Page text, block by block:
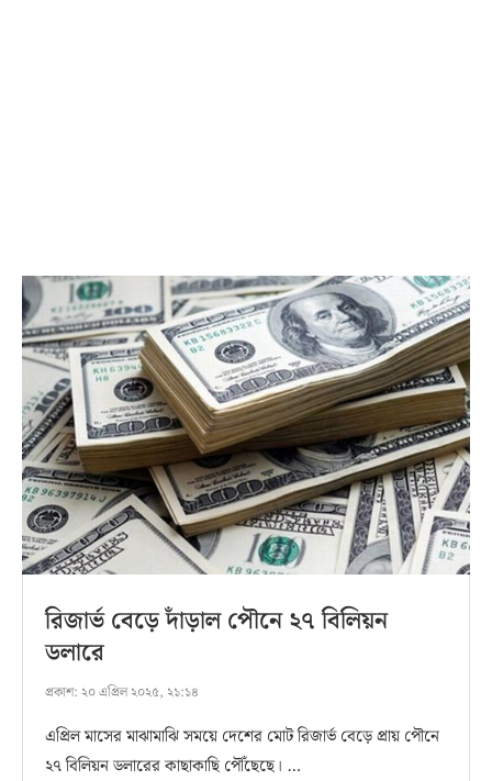
রিজার্ভ বেড়ে দাঁড়াল পৌনে ২৭ বিলিয়ন
ডলারে
প্রকাশ: ২০ এপ্রিল ২০২৫, ২১:১৪
এপ্রিল মাসের মাঝামাঝি সময়ে দেশের মোট রিজার্ভ বেড়ে প্রায় পৌনে
২৭ বিলিয়ন ডলারের কাছাকাছি পৌঁছেছে। …